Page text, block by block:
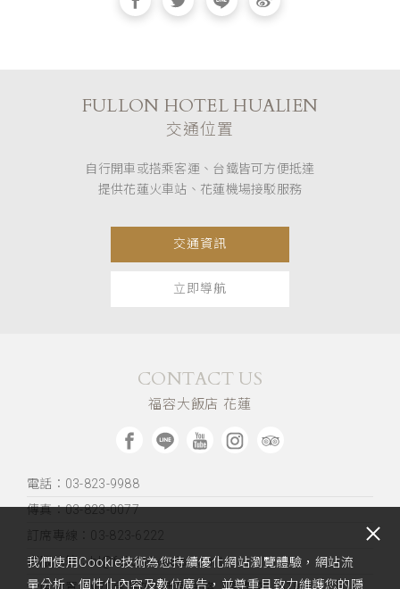
FULLON HOTEL HUALIEN
交通位置
自行開車或搭乘客運、台鐵皆可方便抵達
提供花蓮火車站、花蓮機場接駁服務
交通資訊
立即導航
CONTACT US
福容大飯店 花蓮
電話：03-823-9988
傳真：03-823-0077
訂席專線：03-823-6222
客服信箱：hl@fullon-hotels.com.tw
我們使用Cookie技術為您持續優化網站瀏覽體驗，網站流
量分析、個性化內容及數位廣告，並尊重且致力維護您的隱